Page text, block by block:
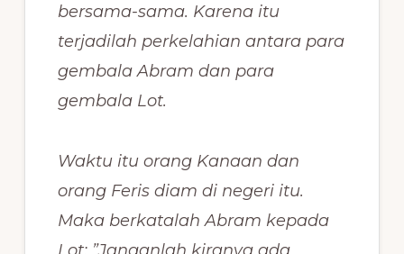
bersama-sama. Karena itu
terjadilah perkelahian antara para
gembala Abram dan para
gembala Lot.
Waktu itu orang Kanaan dan
orang Feris diam di negeri itu.
Maka berkatalah Abram kepada